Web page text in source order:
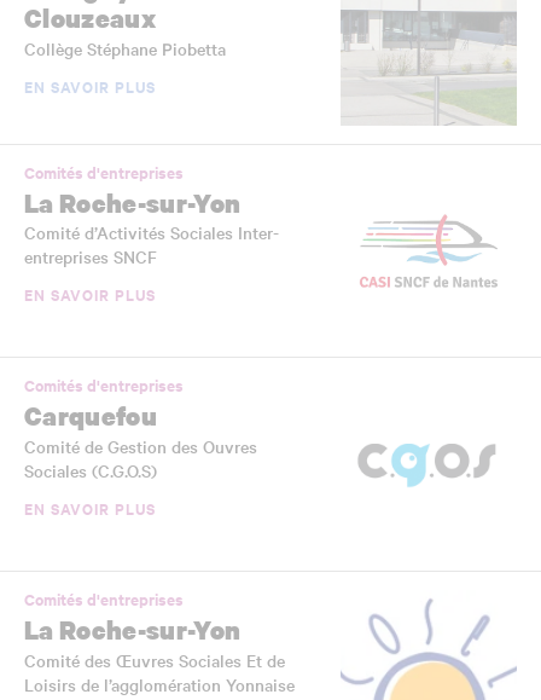
Clouzeaux
Collège Stéphane Piobetta
EN SAVOIR PLUS
Comités d'entreprises
La Roche-sur-Yon
Comité d’Activités Sociales Inter-
entreprises SNCF
EN SAVOIR PLUS
Comités d'entreprises
Carquefou
Comité de Gestion des Ouvres
Sociales (C.G.O.S)
EN SAVOIR PLUS
Comités d'entreprises
La Roche-sur-Yon
Comité des Œuvres Sociales Et de
Loisirs de l’agglomération Yonnaise